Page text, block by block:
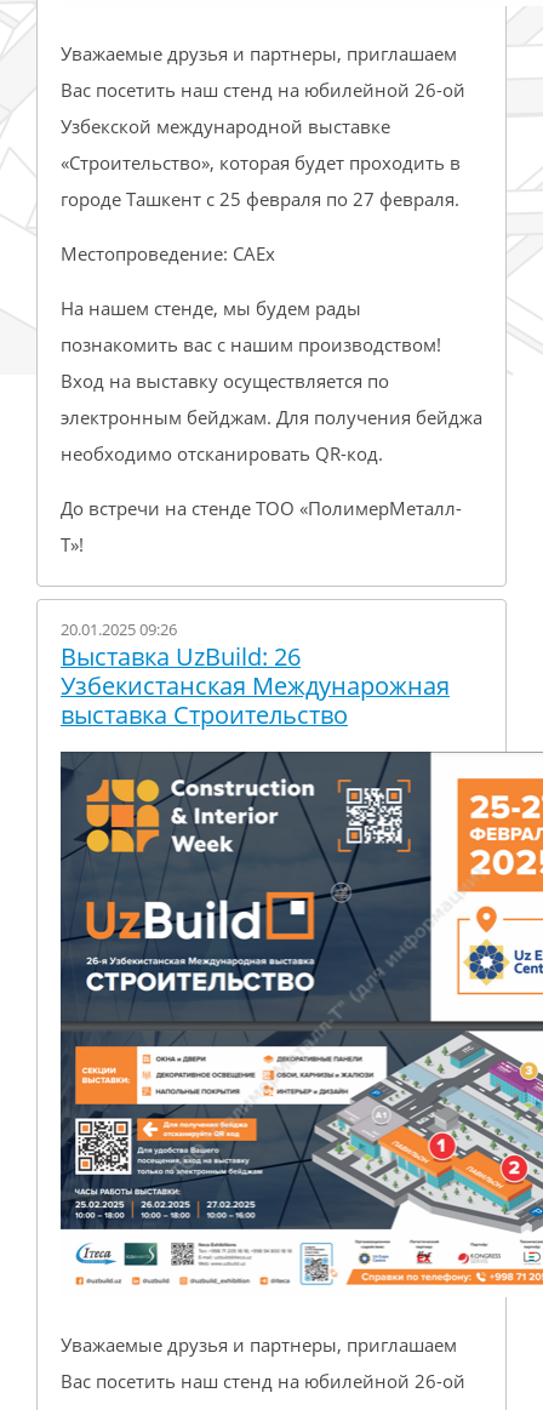
Уважаемые друзья и партнеры, приглашаем
Вас посетить наш стенд на юбилейной 26-ой
Узбекской международной выставке
«Строительство», которая будет проходить в
городе Ташкент с 25 февраля по 27 февраля.
Местопроведение: CAEx
На нашем стенде, мы будем рады
познакомить вас с нашим производством!
Вход на выставку осуществляется по
электронным бейджам. Для получения бейджа
необходимо отсканировать QR-код.
До встречи на стенде ТОО «ПолимерМеталл-
Т»!
20.01.2025 09:26
Выставка UzBuild: 26
Узбекистанская Междунарожная
выставка Строительство
Уважаемые друзья и партнеры, приглашаем
Вас посетить наш стенд на юбилейной 26-ой